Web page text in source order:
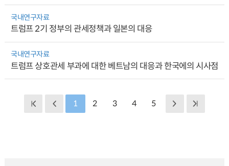
국내연구자료
트럼프 2기 정부의 관세정책과 일본의 대응
국내연구자료
트럼프 상호관세 부과에 대한 베트남의 대응과 한국에의 시사점
1 2 3 4 5